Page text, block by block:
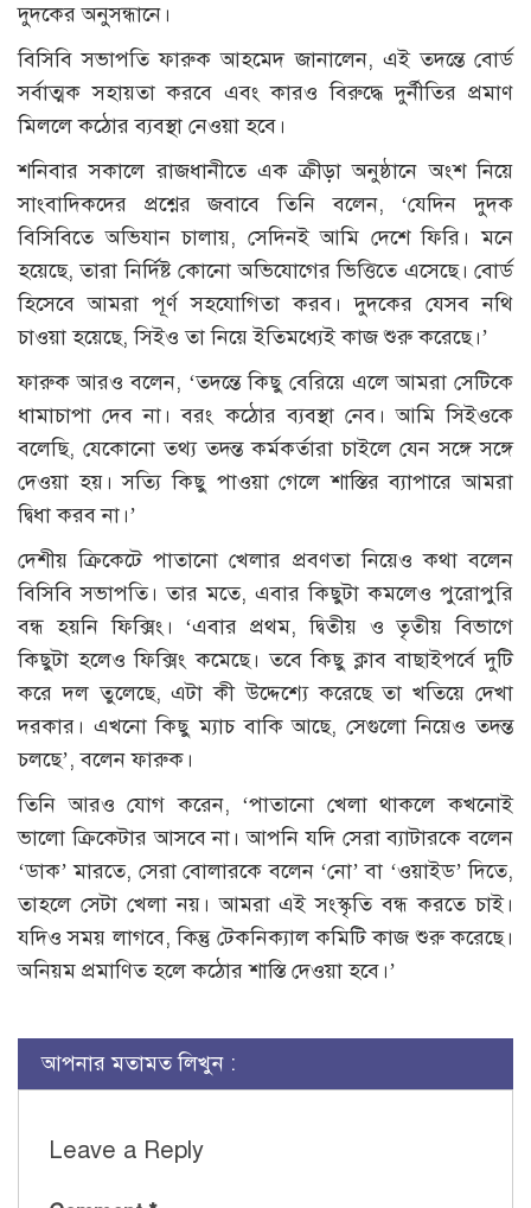
দুদকের অনুসন্ধানে।
বিসিবি সভাপতি ফারুক আহমেদ জানালেন, এই তদন্তে বোর্ড
সর্বাত্মক সহায়তা করবে এবং কারও বিরুদ্ধে দুর্নীতির প্রমাণ
মিললে কঠোর ব্যবস্থা নেওয়া হবে।
শনিবার সকালে রাজধানীতে এক ক্রীড়া অনুষ্ঠানে অংশ নিয়ে
সাংবাদিকদের প্রশ্নের জবাবে তিনি বলেন, ‘যেদিন দুদক
বিসিবিতে অভিযান চালায়, সেদিনই আমি দেশে ফিরি। মনে
হয়েছে, তারা নির্দিষ্ট কোনো অভিযোগের ভিত্তিতে এসেছে। বোর্ড
হিসেবে আমরা পূর্ণ সহযোগিতা করব। দুদকের যেসব নথি
চাওয়া হয়েছে, সিইও তা নিয়ে ইতিমধ্যেই কাজ শুরু করেছে।’
ফারুক আরও বলেন, ‘তদন্তে কিছু বেরিয়ে এলে আমরা সেটিকে
ধামাচাপা দেব না। বরং কঠোর ব্যবস্থা নেব। আমি সিইওকে
বলেছি, যেকোনো তথ্য তদন্ত কর্মকর্তারা চাইলে যেন সঙ্গে সঙ্গে
দেওয়া হয়। সত্যি কিছু পাওয়া গেলে শাস্তির ব্যাপারে আমরা
দ্বিধা করব না।’
দেশীয় ক্রিকেটে পাতানো খেলার প্রবণতা নিয়েও কথা বলেন
বিসিবি সভাপতি। তার মতে, এবার কিছুটা কমলেও পুরোপুরি
বন্ধ হয়নি ফিক্সিং। ‘এবার প্রথম, দ্বিতীয় ও তৃতীয় বিভাগে
কিছুটা হলেও ফিক্সিং কমেছে। তবে কিছু ক্লাব বাছাইপর্বে দুটি
করে দল তুলেছে, এটা কী উদ্দেশ্যে করেছে তা খতিয়ে দেখা
দরকার। এখনো কিছু ম্যাচ বাকি আছে, সেগুলো নিয়েও তদন্ত
চলছে’, বলেন ফারুক।
তিনি আরও যোগ করেন, ‘পাতানো খেলা থাকলে কখনোই
ভালো ক্রিকেটার আসবে না। আপনি যদি সেরা ব্যাটারকে বলেন
‘ডাক’ মারতে, সেরা বোলারকে বলেন ‘নো’ বা ‘ওয়াইড’ দিতে,
তাহলে সেটা খেলা নয়। আমরা এই সংস্কৃতি বন্ধ করতে চাই।
যদিও সময় লাগবে, কিন্তু টেকনিক্যাল কমিটি কাজ শুরু করেছে।
অনিয়ম প্রমাণিত হলে কঠোর শাস্তি দেওয়া হবে।’
আপনার মতামত লিখুন :
Leave a Reply